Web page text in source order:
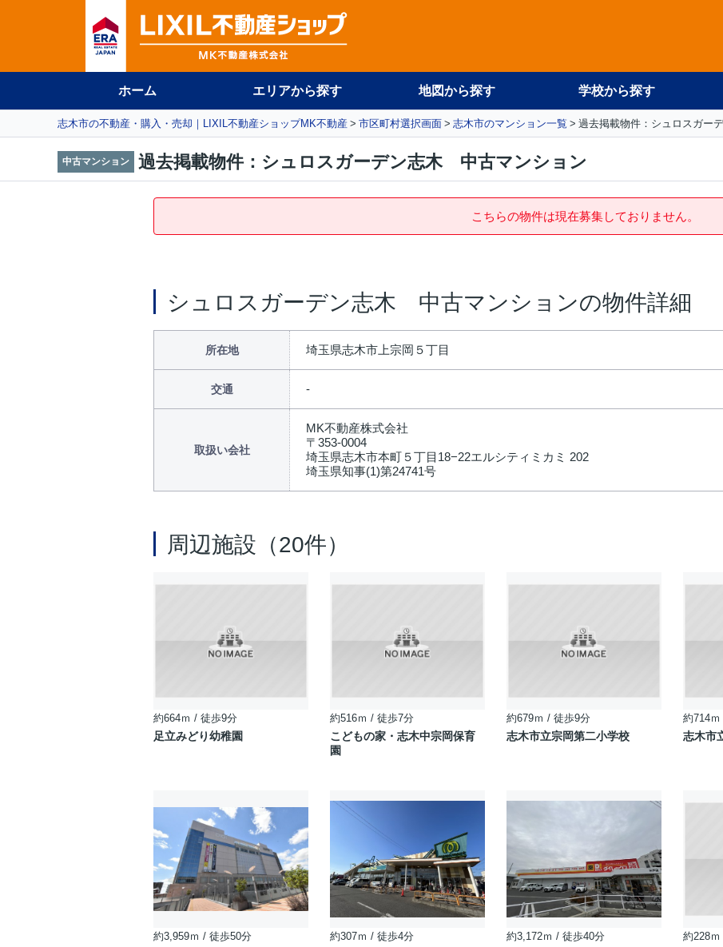
ホーム エリアから探す 地図から探す 学校から探す
志木市の不動産・購入・売却｜LIXIL不動産ショップMK不動産 市区町村選択画面 志木市のマンション一覧 過去掲載物件：シュロスガー
中古マンション 過去掲載物件：シュロスガーデン志木 中古マンション
こちらの物件は現在募集しておりません。
シュロスガーデン志木 中古マンションの物件詳細
所在地 埼玉県志木市上宗岡５丁目
交通
取扱い会社
MK不動産株式会社
〒353-0004
埼玉県志木市本町５丁目18−22エルシティミカミ 202
埼玉県知事(1)第24741号
周辺施設（20件）
約664ｍ / 徒歩9分
足立みどり幼稚園
約516ｍ / 徒歩7分
こどもの家・志木中宗岡保育
園
約679ｍ / 徒歩9分
志木市立宗岡第二小学校
約714
志木市
約3,959ｍ / 徒歩50分 約307ｍ / 徒歩4分 約3,172ｍ / 徒歩40分 約228